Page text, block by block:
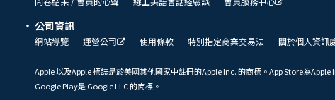
公司資訊
網站導覽 運營公司 使用條款 特別指定商業交易法 關於個人資訊
Apple 以及Apple 標誌是於美國其他國家中註冊的Apple Inc. 的商標。App Store為Apple
Google Play是 Google LLC 的商標。